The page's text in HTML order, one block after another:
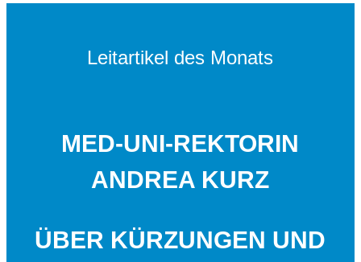
Leitartikel des Monats
MED-UNI-REKTORIN
ANDREA KURZ
ÜBER KÜRZUNGEN UND